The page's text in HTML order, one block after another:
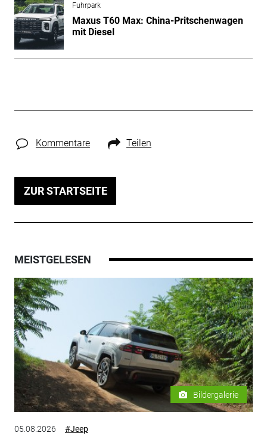
Fuhrpark
Maxus T60 Max: China-Pritschenwagen
mit Diesel
Kommentare Teilen
ZUR STARTSEITE
MEISTGELESEN
Bildergalerie
05.08.2026 #Jeep